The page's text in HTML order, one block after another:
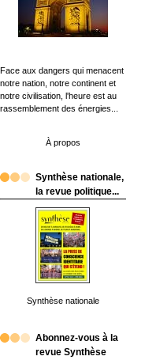
Face aux dangers qui menacent
notre nation, notre continent et
notre civilisation, l'heure est au
rassemblement des énergies...
À propos
Synthèse nationale,
la revue politique...
Synthèse nationale
Abonnez-vous à la
revue Synthèse